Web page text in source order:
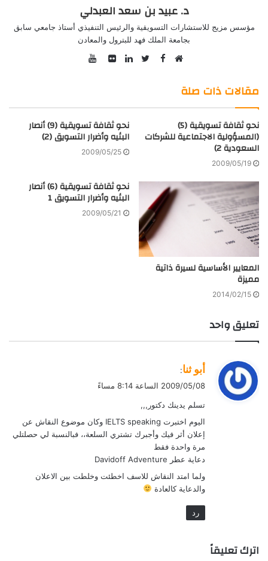
د. عبيد بن سعد العبدلي
مؤسس مزيج للاستشارات التسويقية والرئيس التنفيذي أستاذ جامعي سابق
بجامعة الملك فهد للبترول والمعادن
Facebook
مقالات ذات صلة
نحو ثقافة تسويقية (5)
(المسؤولية الاجتماعية للشركات
السعودية 2)
2009/05/19
نحو ثقافة تسويقية (9) أنصار
البئيه وأضرار التسويق (2)
2009/05/25
المعايير الأساسية لسيرة ذاتية
مميزة
2014/02/15
نحو ثقافة تسويقية (6) أنصار
البئيه وأضرار التسويق 1
2009/05/21
تعليق واحد
ي
ل
أبو ثنا:
2009/05/08 الساعة 8:14 مساءً
تسلم يدينك دكتور,,,
اليوم اختبرت IELTS speaking وكان موضوع النقاش عن
إعلان أثر فيك وأجبرك تشتري السلعة،، فبالنسبة لي حصلتلي
مرة واحدة فقط
دعاية عطر Davidoff Adventure
ولما امتد النقاش للاسف اخطئت وخلطت بين الاعلان
والدعاية كالعادة
رد
اترك تعليقاً